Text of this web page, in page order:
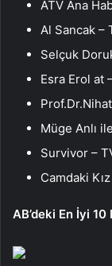
ATV Ana
Al Sancak –
Selçuk
Esra Erol at
Müge Anlı
Survivor –
Camdaki
AB’deki En İyi